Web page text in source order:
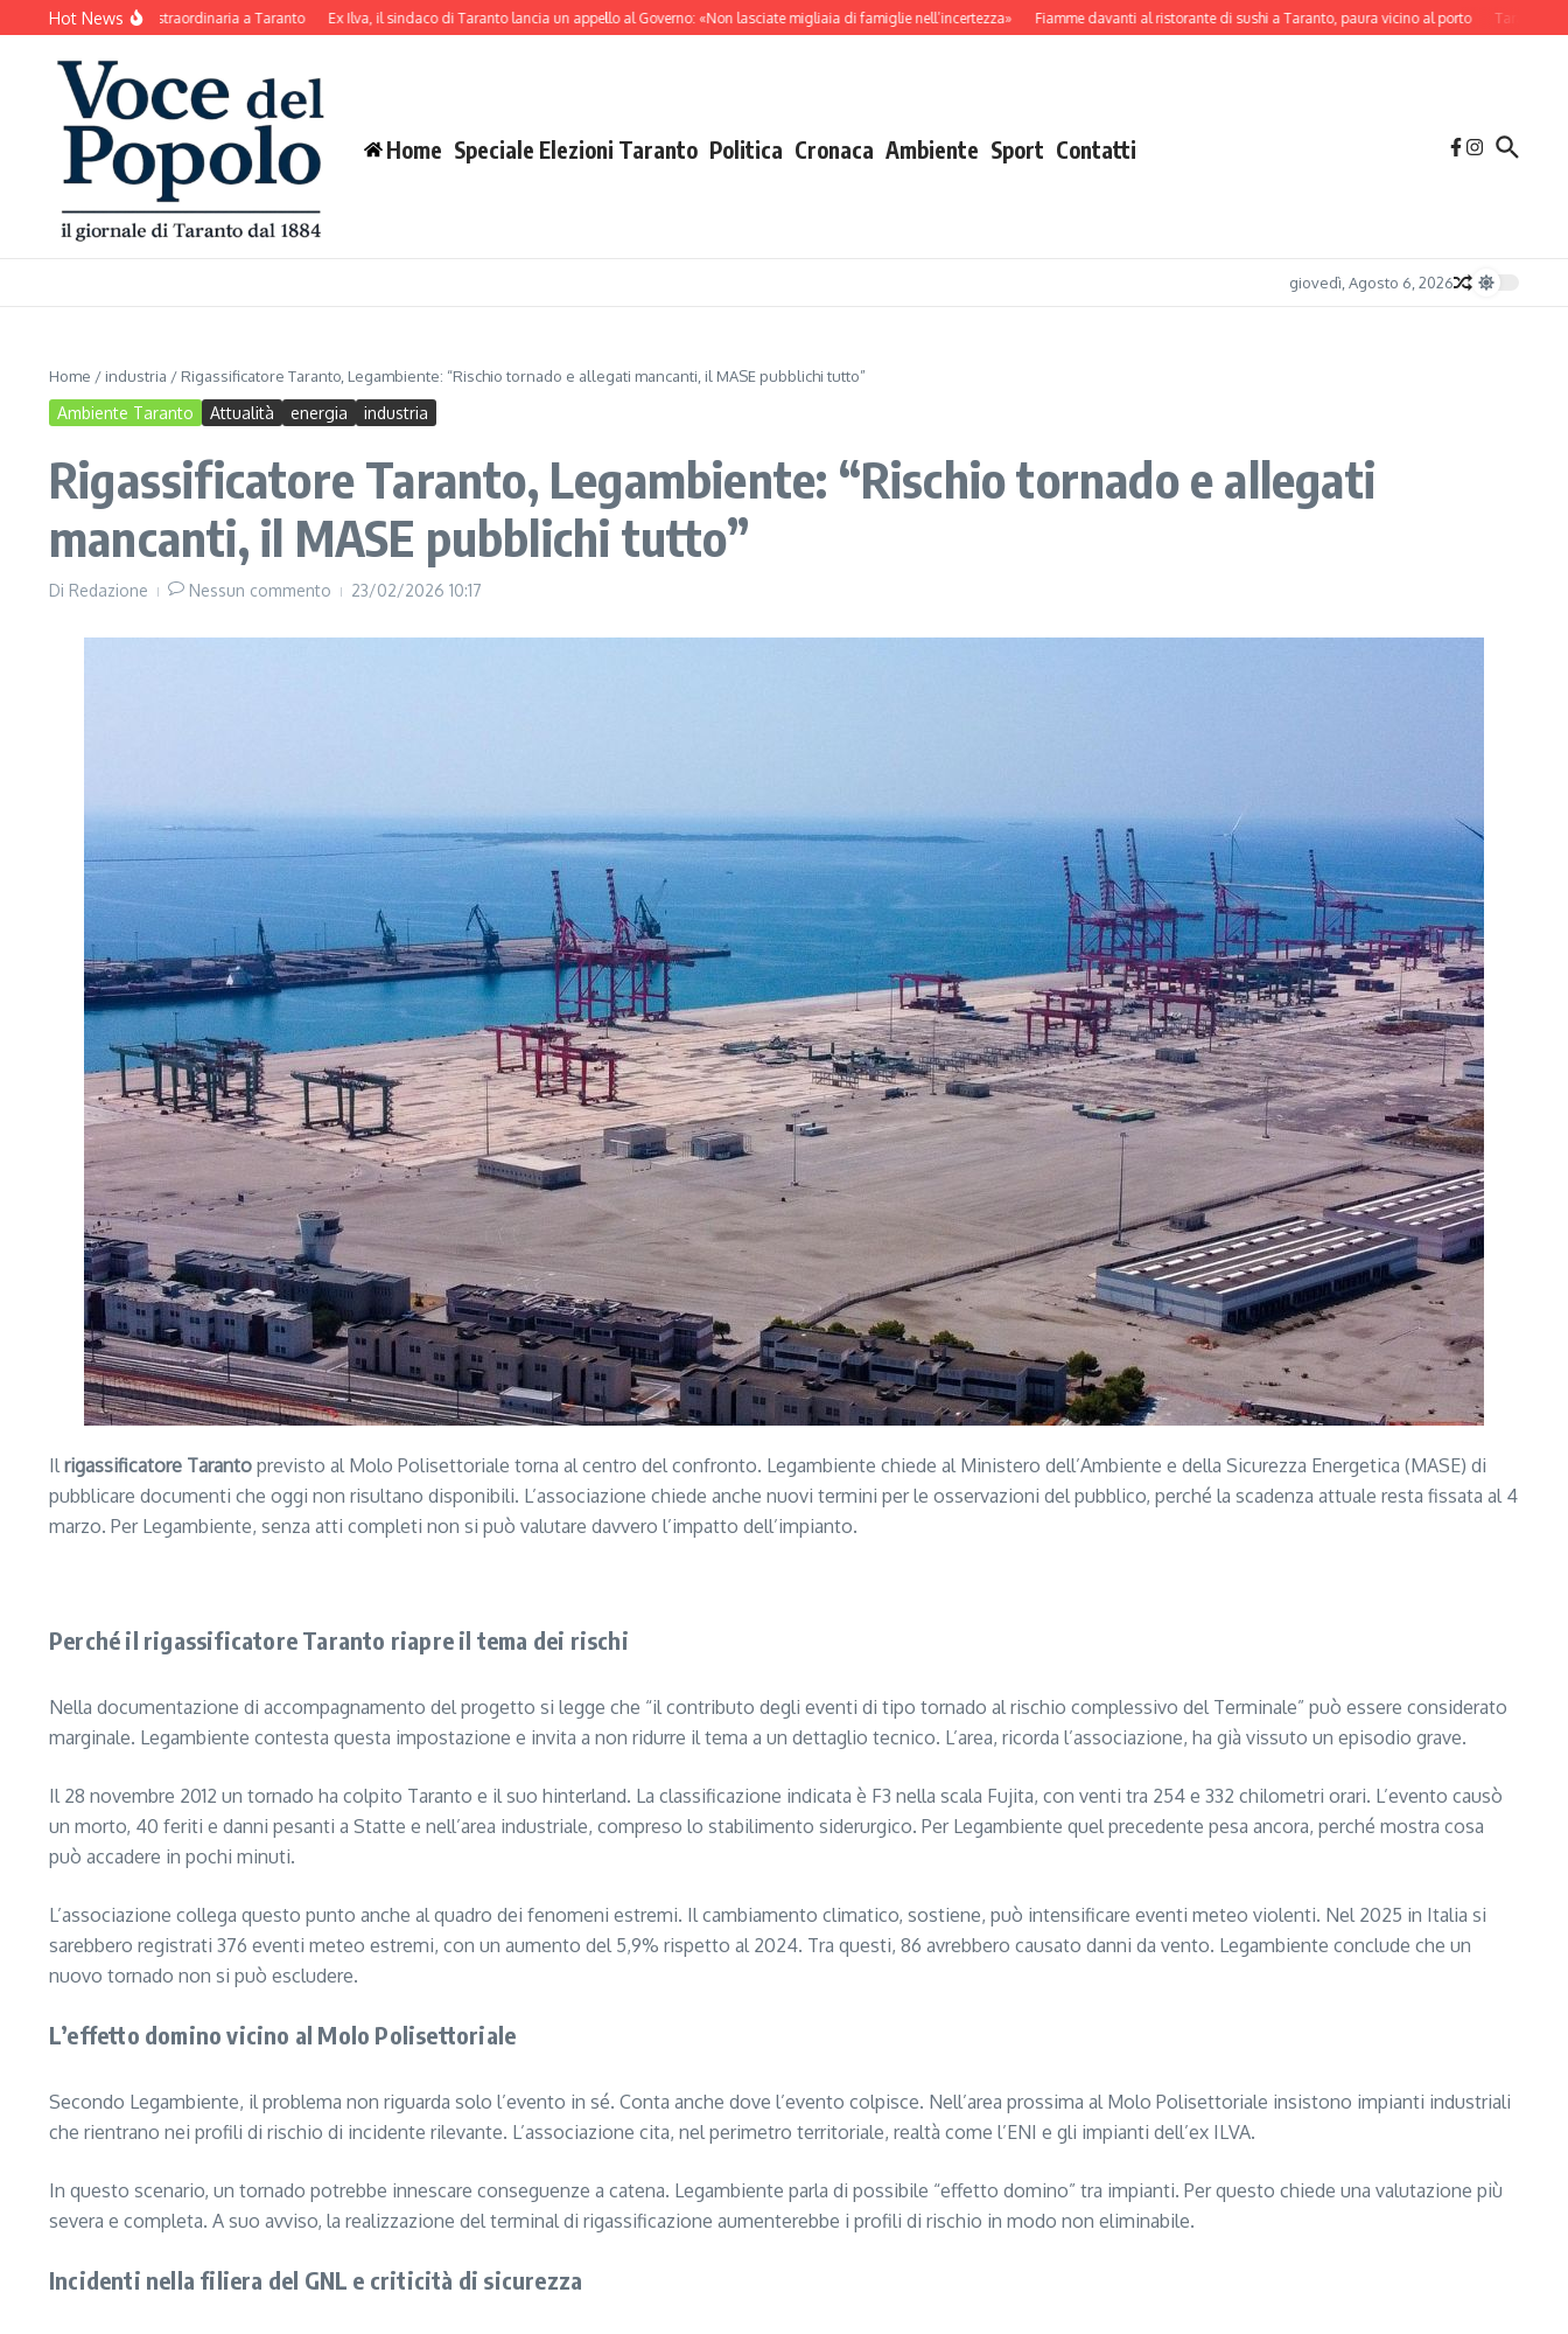
Salta al contenuto
Hot News
urbano: pulizia straordinaria a Taranto Ex Ilva, il sindaco di Taranto lancia un appello al Governo: «Non lasciate migliaia di famiglie nell’incertezza» Fiamme davanti al ristorante di sushi a Taranto, paura vicino al porto Taranto, rimossi i
Home Speciale Elezioni Taranto Politica Cronaca Ambiente Sport Contatti
giovedì, Agosto 6, 2026
Home / industria / Rigassificatore Taranto, Legambiente: “Rischio tornado e allegati mancanti, il MASE pubblichi tutto”
Ambiente Taranto Attualità energia industria
Rigassificatore Taranto, Legambiente: “Rischio tornado e allegati
mancanti, il MASE pubblichi tutto”
Di Redazione Nessun commento 23/02/2026 10:17
Ilrigassificatore Taranto previsto al Molo Polisettoriale torna al centro del confronto. Legambiente chiede al Ministero dell’Ambiente e della Sicurezza Energetica (MASE) di
pubblicare documenti che oggi non risultano disponibili. L’associazione chiede anche nuovi termini per le osservazioni del pubblico, perché la scadenza attuale resta fissata al 4
marzo. Per Legambiente, senza atti completi non si può valutare davvero l’impatto dell’impianto.
Perché il rigassificatore Taranto riapre il tema dei rischi
Nella documentazione di accompagnamento del progetto si legge che “il contributo degli eventi di tipo tornado al rischio complessivo del Terminale” può essere considerato
marginale. Legambiente contesta questa impostazione e invita a non ridurre il tema a un dettaglio tecnico. L’area, ricorda l’associazione, ha già vissuto un episodio grave.
Il 28 novembre 2012 un tornado ha colpito Taranto e il suo hinterland. La classificazione indicata è F3 nella scala Fujita, con venti tra 254 e 332 chilometri orari. L’evento causò
un morto, 40 feriti e danni pesanti a Statte e nell’area industriale, compreso lo stabilimento siderurgico. Per Legambiente quel precedente pesa ancora, perché mostra cosa
può accadere in pochi minuti.
L’associazione collega questo punto anche al quadro dei fenomeni estremi. Il cambiamento climatico, sostiene, può intensificare eventi meteo violenti. Nel 2025 in Italia si
sarebbero registrati 376 eventi meteo estremi, con un aumento del 5,9% rispetto al 2024. Tra questi, 86 avrebbero causato danni da vento. Legambiente conclude che un
nuovo tornado non si può escludere.
L’effetto domino vicino al Molo Polisettoriale
Secondo Legambiente, il problema non riguarda solo l’evento in sé. Conta anche dove l’evento colpisce. Nell’area prossima al Molo Polisettoriale insistono impianti industriali
che rientrano nei profili di rischio di incidente rilevante. L’associazione cita, nel perimetro territoriale, realtà come l’ENI e gli impianti dell’ex ILVA.
In questo scenario, un tornado potrebbe innescare conseguenze a catena. Legambiente parla di possibile “effetto domino” tra impianti. Per questo chiede una valutazione più
severa e completa. A suo avviso, la realizzazione del terminal di rigassificazione aumenterebbe i profili di rischio in modo non eliminabile.
Incidenti nella filiera del GNL e criticità di sicurezza